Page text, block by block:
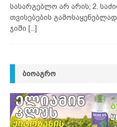
სასარგებლო არ არის; 2.
თვისებების
ჯიში [...]
ᲑᲘᲝᲐᲒᲠᲝ